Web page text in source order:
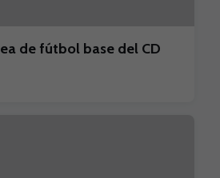
de fútbol base del CD